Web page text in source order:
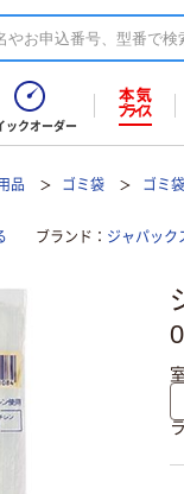
ックオーダー
品 ゴミ袋 ゴミ袋
ブランド ジャパック